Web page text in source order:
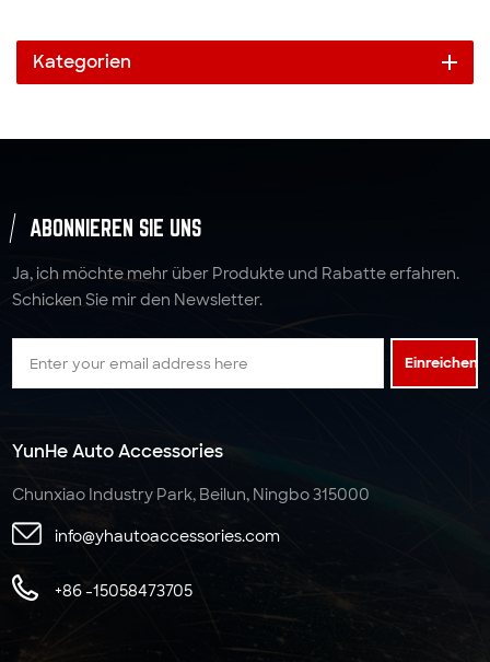
Kategorien
ABONNIEREN SIE UNS
Ja, ich möchte mehr über Produkte und Rabatte erfahren.
Schicken Sie mir den Newsletter.
Einreichen
YunHe Auto Accessories
Chunxiao Industry Park, Beilun, Ningbo 315000
info@yhautoaccessories.com
+86 -15058473705